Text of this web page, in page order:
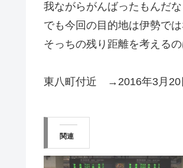
我ながらがんばったもんだな
でも今回の目的地は伊勢では
そっちの残り距離を考える
東八町付近 →2016年3月
関連